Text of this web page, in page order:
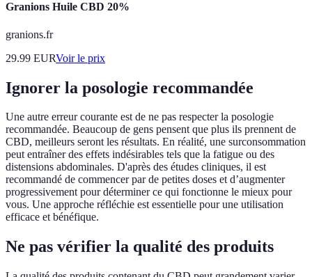
Granions Huile CBD 20%
granions.fr
29.99 EURVoir le prix
Ignorer la posologie recommandée
Une autre erreur courante est de ne pas respecter la posologie
recommandée. Beaucoup de gens pensent que plus ils prennent de
CBD, meilleurs seront les résultats. En réalité, une surconsommation
peut entraîner des effets indésirables tels que la fatigue ou des
distensions abdominales. D'après des études cliniques, il est
recommandé de commencer par de petites doses et d’augmenter
progressivement pour déterminer ce qui fonctionne le mieux pour
vous. Une approche réfléchie est essentielle pour une utilisation
efficace et bénéfique.
Ne pas vérifier la qualité des produits